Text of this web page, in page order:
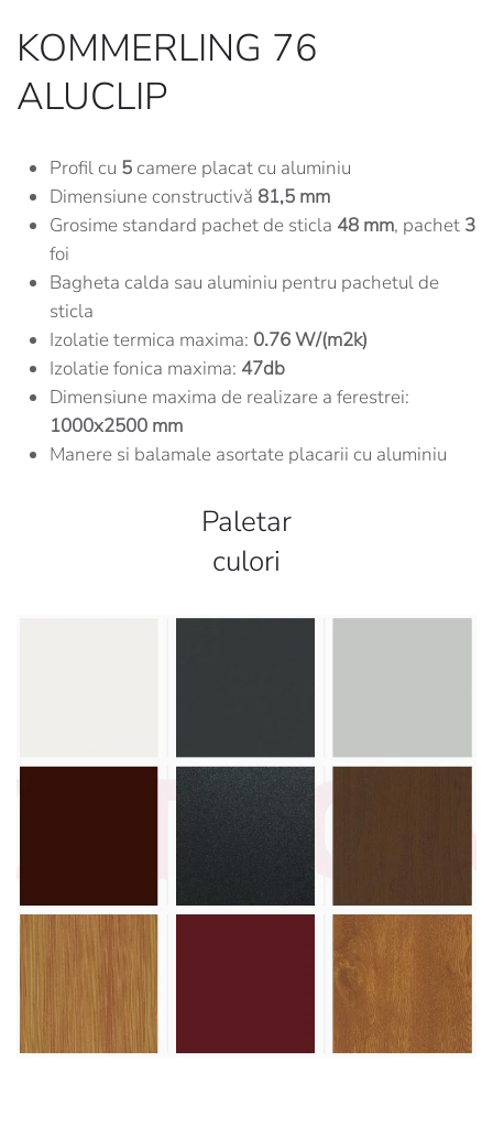
KOMMERLING 76
ALUCLIP
Profil cu 5 camere placat cu aluminiu
Dimensiune constructivă 81,5 mm
Grosime standard pachet de sticla 48 mm, pachet 3
foi
Bagheta calda sau aluminiu pentru pachetul de
sticla
Izolatie termica maxima: 0.76 W/(m2k)
Izolatie fonica maxima: 47db
Dimensiune maxima de realizare a ferestrei:
1000x2500 mm
Manere si balamale asortate placarii cu aluminiu
Paletar
culori
Vezi paletar